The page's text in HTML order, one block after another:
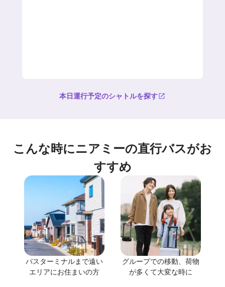
本日運行予定のシャトルを探す
こんな時にニアミーの直行バスがお
すすめ
バスターミナルまで遠い
エリアにお住まいの方
グループでの移動、荷物
が多くて大変な時に